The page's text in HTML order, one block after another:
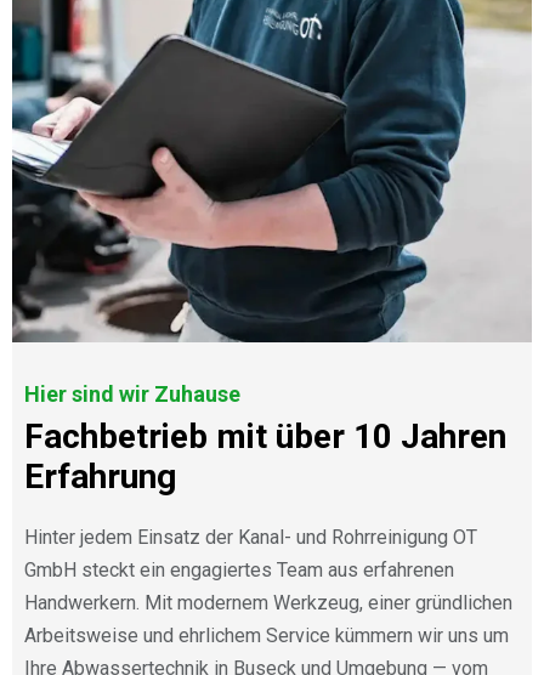
Hier sind wir Zuhause
Fachbetrieb mit über 10 Jahren
Erfahrung
Hinter jedem Einsatz der Kanal- und Rohrreinigung OT
GmbH steckt ein engagiertes Team aus erfahrenen
Handwerkern. Mit modernem Werkzeug, einer gründlichen
Arbeitsweise und ehrlichem Service kümmern wir uns um
Ihre Abwassertechnik in Buseck und Umgebung — vom